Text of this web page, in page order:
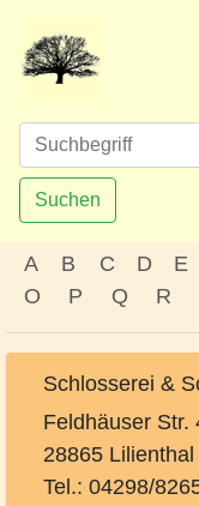
Suchen
A B C D E
O
P Q R
Schlosserei &
Feldhäuser Str.
28865 Lilienthal
Tel.: 04298/